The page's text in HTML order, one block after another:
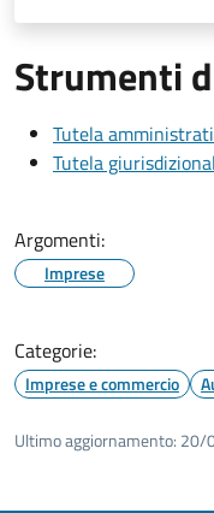
Strumenti
Tutela
Tutela
Argomenti:
Imprese
Categorie:
Imprese e commercio
Ultimo aggiornamento: 20/